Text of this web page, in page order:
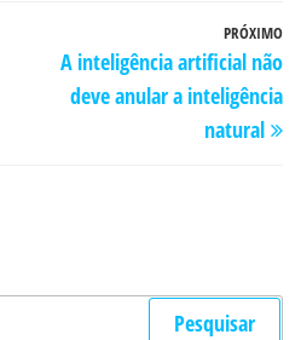
PRÓXIMO
A inteligência artificial não
deve anular a inteligência
natural